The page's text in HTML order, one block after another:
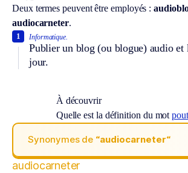
Deux termes peuvent être employés :
audiocarneter.
Informatique.
Publier un blog (ou blogue) audio et
jour.
1
À découvrir
Quelle est la définition du mot
Synonymes de “audiocarneter“
audiocarneter